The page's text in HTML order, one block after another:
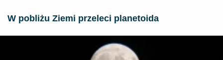
W pobliżu Ziemi przeleci planetoida